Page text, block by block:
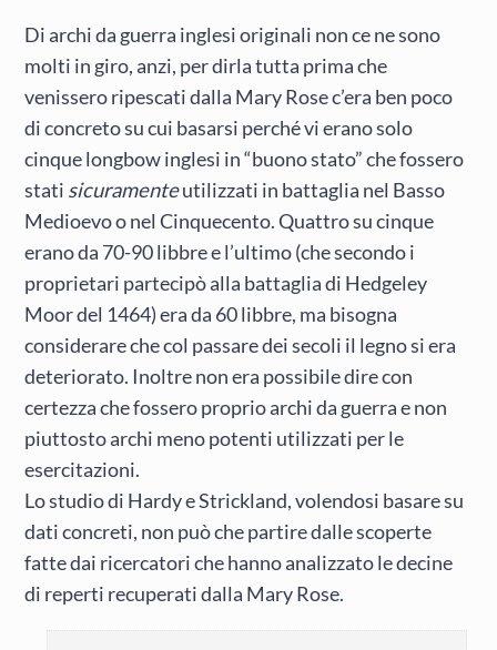
Di archi da guerra inglesi originali non ce ne sono
molti in giro, anzi, per dirla tutta prima che
venissero ripescati dalla Mary Rose c’era ben poco
di concreto su cui basarsi perché vi erano solo
cinque longbow inglesi in “buono stato” che fossero
stati sicuramenteutilizzati in battaglia nel Basso
Medioevo o nel Cinquecento. Quattro su cinque
erano da 70-90 libbre e l’ultimo (che secondo i
proprietari partecipò alla battaglia di Hedgeley
Moor del 1464) era da 60 libbre, ma bisogna
considerare che col passare dei secoli il legno si era
deteriorato. Inoltre non era possibile dire con
certezza che fossero proprio archi da guerra e non
piuttosto archi meno potenti utilizzati per le
esercitazioni.
Lo studio di Hardy e Strickland, volendosi basare su
dati concreti, non può che partire dalle scoperte
fatte dai ricercatori che hanno analizzato le decine
di reperti recuperati dalla Mary Rose.